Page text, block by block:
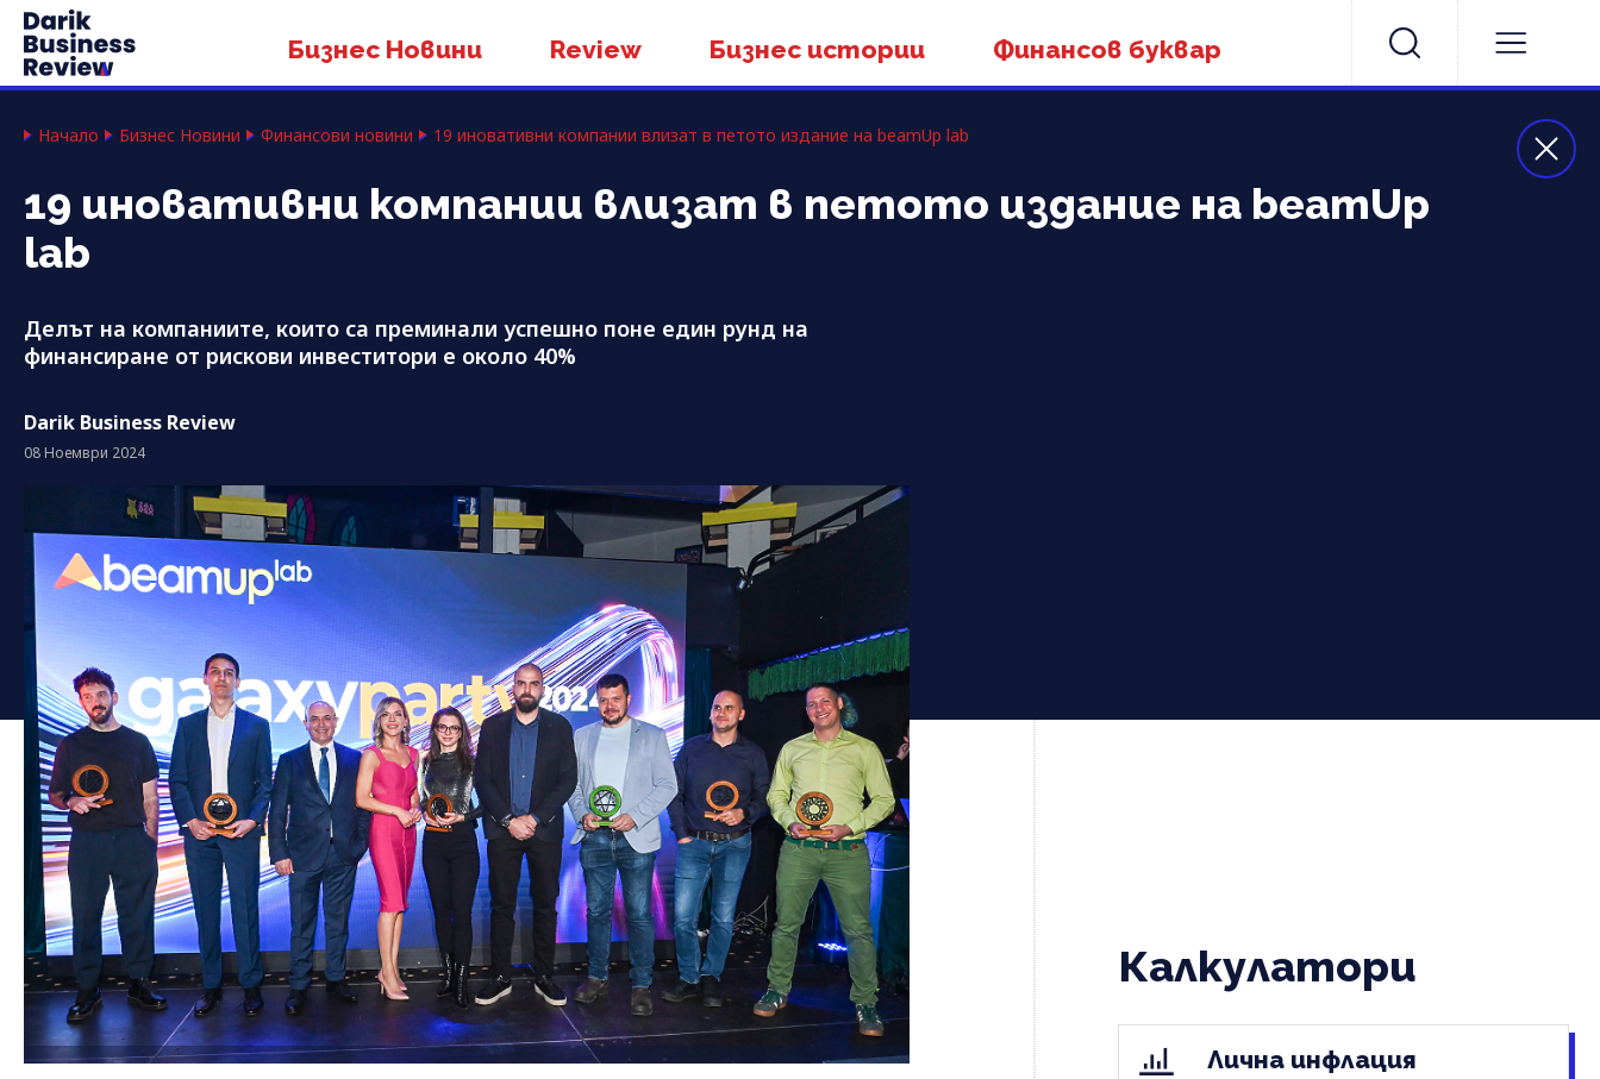
Бизнес Новини Review Бизнес истории Финансов буквар
Начало Бизнес Новини Финансови новини 19 иновативни компании влизат в петото издание на beamUp lab
19 иновативни компании влизат в петото издание на beamUp
lab
Делът на компаниите, които са преминали успешно поне един рунд на
финансиране от рискови инвеститори е около 40%
Darik Business Review
08 Ноември 2024
Калкулатори
Лична инфлация